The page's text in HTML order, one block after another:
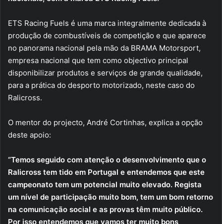
ETS Racing Fuels é uma marca integralmente dedicada à
produção de combustíveis de competição e que aparece
no panorama nacional pela mão da BRAMA Motorsport,
empresa nacional que tem como objectivo principal
disponibilizar produtos e serviços de grande qualidade,
para a prática do desporto motorizado, neste caso do
Ralicross.
O mentor do projecto, André Cortinhas, explica a opção
deste apoio:
“Temos seguido com atenção o desenvolvimento que o
Ralicross tem tido em Portugal e entendemos que este
campeonato tem um potencial muito elevado. Regista
um nível de participação muito bom, tem um bom retorno
na comunicação social e as provas têm muito público.
Por isso entendemos que vamos ter muito bons